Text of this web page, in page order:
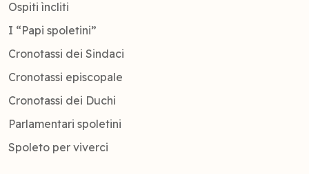
Ospiti ìncliti
I “Papi spoletini”
Cronotassi dei Sindaci
Cronotassi episcopale
Cronotassi dei Duchi
Parlamentari spoletini
Spoleto per viverci